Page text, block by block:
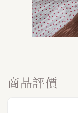
商品評價